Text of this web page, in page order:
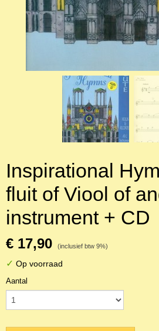
Inspirational
fluit of Viool of
instrument + CD
€ 17,90 (inclusief btw 9%)
✓ Op voorraad
Aantal